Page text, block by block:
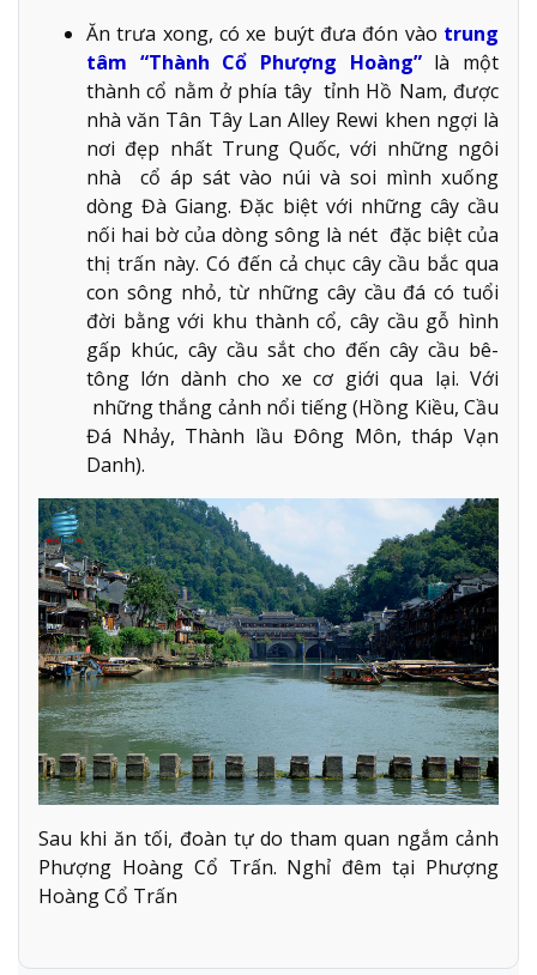
Ăn trưa xong, có xe buýt đưa đón vào trung
tâm “Thành Cổ Phượng Hoàng” là một
thành cổ nằm ở phía tây tỉnh Hồ Nam, được
nhà văn Tân Tây Lan Alley Rewi khen ngợi là
nơi đẹp nhất Trung Quốc, với những ngôi
nhà cổ áp sát vào núi và soi mình xuống
dòng Đà Giang. Đặc biệt với những cây cầu
nối hai bờ của dòng sông là nét đặc biệt của
thị trấn này. Có đến cả chục cây cầu bắc qua
con sông nhỏ, từ những cây cầu đá có tuổi
đời bằng với khu thành cổ, cây cầu gỗ hình
gấp khúc, cây cầu sắt cho đến cây cầu bê-
tông lớn dành cho xe cơ giới qua lại. Với
những thắng cảnh nổi tiếng (Hồng Kiều, Cầu
Đá Nhảy, Thành lầu Đông Môn, tháp Vạn
Danh).
Sau khi ăn tối, đoàn tự do tham quan ngắm cảnh
Phượng Hoàng Cổ Trấn. Nghỉ đêm tại Phượng
Hoàng Cổ Trấn